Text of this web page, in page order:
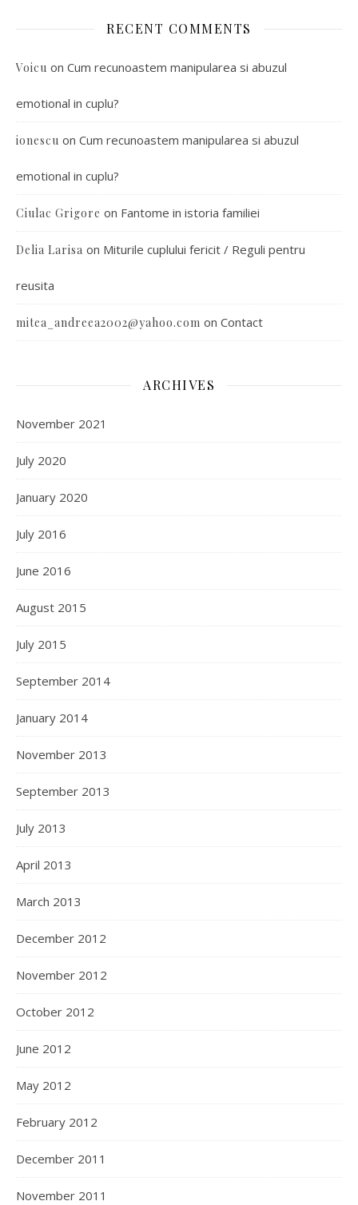
RECENT COMMENTS
Voicu on Cum recunoastem manipularea si abuzul
emotional in cuplu?
ionescu on Cum recunoastem manipularea si abuzul
emotional in cuplu?
Ciulac Grigore on Fantome in istoria familiei
Delia Larisa on Miturile cuplului fericit / Reguli pentru
reusita
mitea_andreea2002@yahoo.com on Contact
ARCHIVES
November 2021
July 2020
January 2020
July 2016
June 2016
August 2015
July 2015
September 2014
January 2014
November 2013
September 2013
July 2013
April 2013
March 2013
December 2012
November 2012
October 2012
June 2012
May 2012
February 2012
December 2011
November 2011